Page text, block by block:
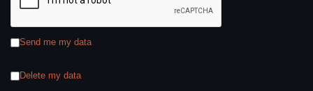
Send me my data
Delete my data